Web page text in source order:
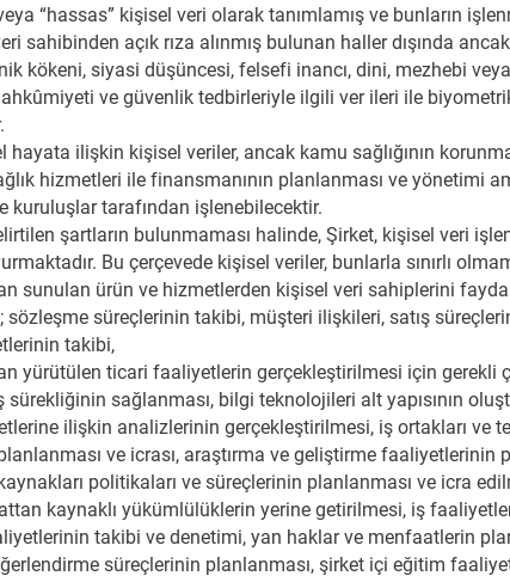
“hassas” kişisel veri olarak tanımlamış ve bunların
sahibinden açık rıza alınmış bulunan haller dışında
kökeni, siyasi düşüncesi, felsefi inancı, dini, mezhebi
ve güvenlik tedbirleriyle ilgili ver ileri ile
hayata ilişkin kişisel veriler, ancak kamu sağlığının
hizmetleri ile finansmanının planlanması ve yönetimi
kuruluşlar tarafından işlenebilecektir.
şartların bulunmaması halinde, Şirket, kişisel veri
Bu çerçevede kişisel veriler, bunlarla sınırlı
sunulan ürün ve hizmetlerden kişisel veri sahiplerini
süreçlerinin takibi, müşteri ilişkileri, satış
takibi,
yürütülen ticari faaliyetlerin gerçekleştirilmesi için gerekli
sürekliğinin sağlanması, bilgi teknolojileri alt yapısının
ilişkin analizlerinin gerçekleştirilmesi, iş ortakları ve
ve icrası, araştırma ve geliştirme faaliyetlerinin
politikaları ve süreçlerinin planlanması ve icra
kaynaklı yükümlülüklerin yerine getirilmesi, iş
takibi ve denetimi, yan haklar ve menfaatlerin
süreçlerinin planlanması, şirket içi eğitim